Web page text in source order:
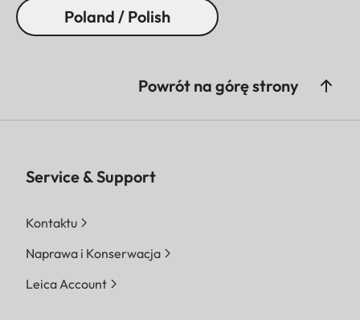
Poland / Polish
Powrót na górę strony
Service & Support
Kontaktu
Naprawa i Konserwacja
Leica Account